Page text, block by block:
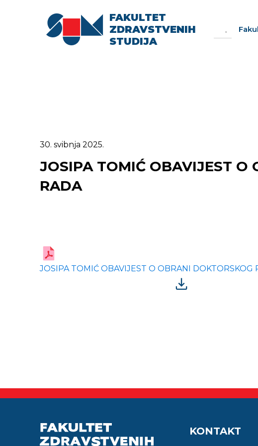
FAKULTET
ZDRAVSTVENIH
STUDIJA
for:
30. svibnja 2025.
JOSIPA TOMIĆ OBAVIJEST O
RADA
JOSIPA TOMIĆ OBAVIJEST O OBRANI DOKTORSKOG
KONTAKT